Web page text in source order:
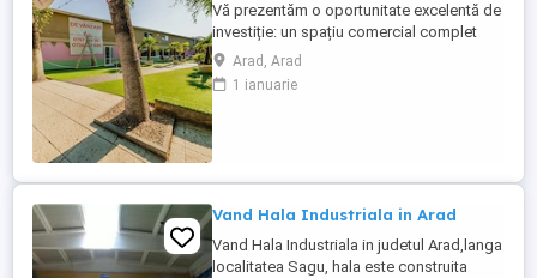
Vă prezentăm o oportunitate excelentă de
investiție: un spațiu comercial complet
amenajat și pregătit pentru desfășurarea
activităților din domeniul HoReCa, situat
într-o zonă cu vizibilitate și acces facil, în
Arad, Arad
1 ianuarie
Vand Hala Industriala in Arad
Vand Hala Industriala in judetul Arad,langa
localitatea Sagu, hala este construita